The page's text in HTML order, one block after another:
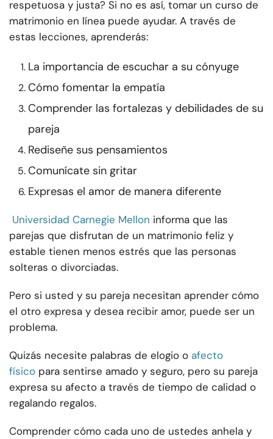
respetuosa y justa? Si no es así, tomar un curso de
matrimonio en línea puede ayudar. A través de
estas lecciones, aprenderás:
La importancia de escuchar a su cónyuge
Cómo fomentar la empatía
Comprender las fortalezas y debilidades de su
pareja
Rediseñe sus pensamientos
Comunícate sin gritar
Expresas el amor de manera diferente
Universidad Carnegie Mellon informa que las
parejas que disfrutan de un matrimonio feliz y
estable tienen menos estrés que las personas
solteras o divorciadas.
Pero si usted y su pareja necesitan aprender cómo
el otro expresa y desea recibir amor, puede ser un
problema.
Quizás necesite palabras de elogio o afecto
físico para sentirse amado y seguro, pero su pareja
expresa su afecto a través de tiempo de calidad o
regalando regalos.
Comprender cómo cada uno de ustedes anhela y